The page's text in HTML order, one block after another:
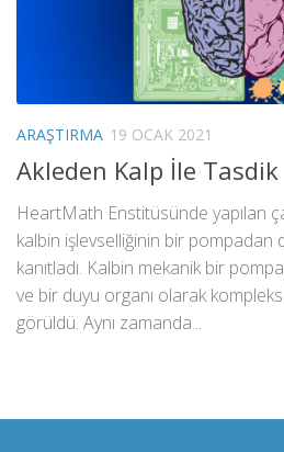
ARAŞTIRMA 19 OCAK 2021
Akleden Kalp İle Tasdik
HeartMath Enstitüsünde yapılan
kalbin işlevselliğinin bir pompadan
kanıtladı. Kalbin mekanik bir
ve bir duyu organı olarak
görüldü. Aynı zamanda...